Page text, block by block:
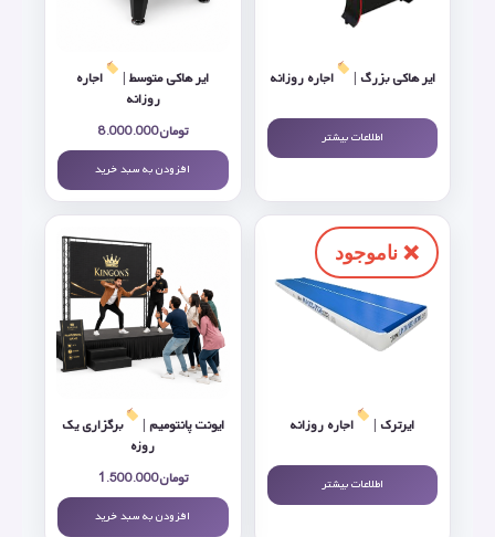
ایر هاکی بزرگ | اجاره روزانه
اطلاعات بیشتر
ایر هاکی متوسط |
اجاره
روزانه
تومان8.000.000
افزودن به سبد خرید
ایرترک | اجاره روزانه
اطلاعات بیشتر
ایونت پانتومیم |
برگزاری یک
روزه
تومان1.500.000
افزودن به سبد خرید